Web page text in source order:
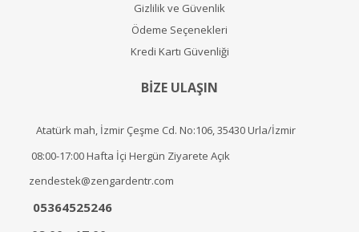
Gizlilik ve Güvenlik
Ödeme Seçenekleri
Kredi Kartı Güvenliği
BİZE ULAŞIN
Atatürk mah, İzmir Çeşme Cd. No:106, 35430 Urla/İzmir
08:00-17:00 Hafta İçi Hergün Ziyarete Açık
zendestek@zengardentr.com
05364525246